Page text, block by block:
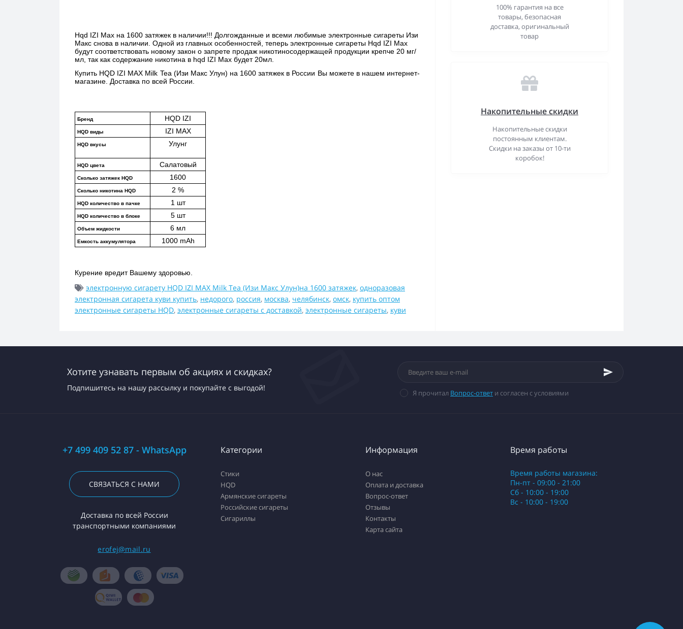
Hqd IZI Max на 1600 затяжек в наличии!!! Долгожданные и всеми любимые электронные сигареты Изи
Макс снова в наличии. Одной из главных особенностей, теперь электронные сигареты Hqd IZI Max
будут соответствовать новому закон о запрете продаж никотиносодержащей продукции крепче 20 мг/
мл, так как содержание никотина в hqd IZI Max будет 20мл.
Купить HQD IZI MAX Milk Tea (Изи Макс Улун) на 1600 затяжек в России Вы можете в нашем интернет-
магазине. Доставка по всей России.
Бренд HQD IZI
HQD виды IZI MAX
HQD вкусы Улунг
HQD цвета Салатовый
Сколько затяжек HQD 1600
Сколько никотина HQD 2 %
HQD количество в пачке 1 шт
HQD количество в блоке 5 шт
Объем жидкости 6 мл
Емкость аккумулятора 1000 mAh
Курение вредит Вашему здоровью.
электронную сигарету HQD IZI MAX Milk Tea (Изи Макс Улун)на 1600 затяжек, одноразовая
электронная сигарета куви купить, недорого, россия, москва, челябинск, омск, купить оптом
электронные сигареты HQD, электронные сигареты с доставкой, электронные сигареты, куви
100% гарантия на все
товары, безопасная
доставка, оригинальный
товар
Накопительные скидки
Накопительные скидки
постоянным клиентам.
Скидки на заказы от 10-ти
коробок!
Хотите узнавать первым об акциях и скидках?
Подпишитесь на нашу рассылку и покупайте с выгодой!
Я прочитал Вопрос-ответ и согласен с условиями
+7 499 409 52 87 - WhatsApp
СВЯЗАТЬСЯ С НАМИ
Доставка по всей России
транспортными компаниями
erofej@mail.ru
Категории
Стики
HQD
Армянские сигареты
Российские сигареты
Сигариллы
Информация
О нас
Оплата и доставка
Вопрос-ответ
Отзывы
Контакты
Карта сайта
Время работы
Время работы магазина:
Пн-пт - 09:00 - 21:00
Сб - 10:00 - 19:00
Вс - 10:00 - 19:00